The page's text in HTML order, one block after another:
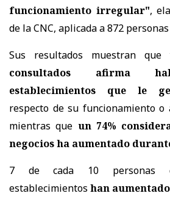
funcionamiento irregular",
de la CNC, aplicada a 872
Sus resultados muestran que
consultados afirma
establecimientos que le
respecto de su funcionamiento o
mientras que un 74%
negocios ha aumentado
7 de cada 10 personas
establecimientos han